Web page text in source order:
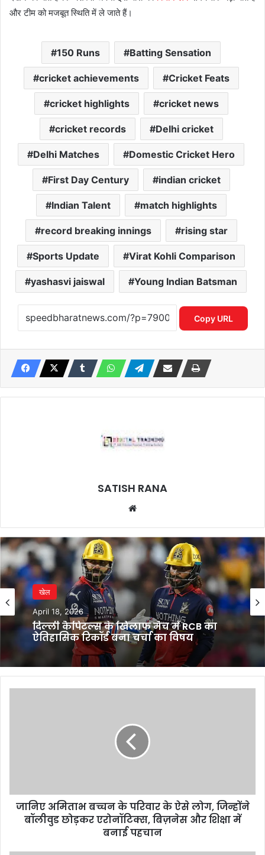
और टीम को मजबूत स्थिति में ले जाते हैं।
150 Runs Batting Sensation
cricket achievements Cricket Feats
cricket highlights cricket news
cricket records Delhi cricket
Delhi Matches Domestic Cricket Hero
First Day Century indian cricket
Indian Talent match highlights
record breaking innings rising star
Sports Update Virat Kohli Comparison
yashasvi jaiswal Young Indian Batsman
Copy URL
SATISH RANA
खेल
April 18, 2026
दिल्ली कैपिटल्स के खिलाफ मैच में RCB का
ऐतिहासिक रिकॉर्ड बना चर्चा का विषय
जिन्होंने
बॉलीवुड
छोड़कर
जानिए अमिताभ बच्चन के परिवार के ऐसे लोग, जिन्होंने
बॉलीवुड छोड़कर एरोनॉटिक्स, बिज़नेस और शिक्षा में
बनाई पहचान